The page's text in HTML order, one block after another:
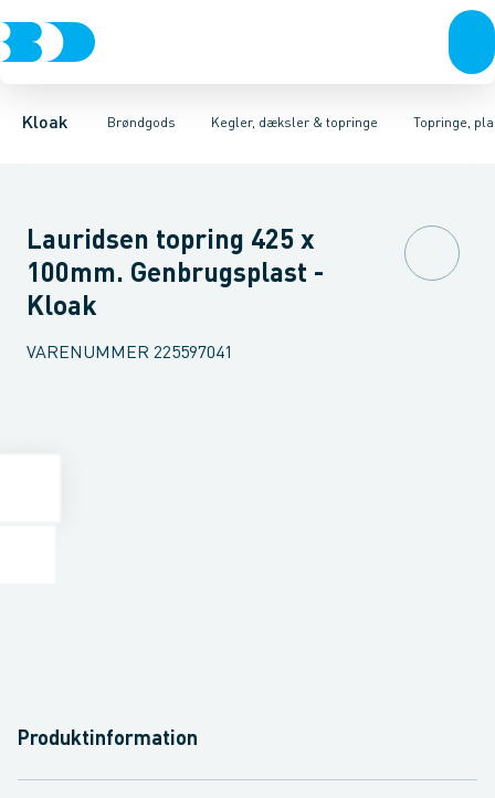
Kloak Brøndgods
Rør & fittingsBrønde BrøndgodsLinjeafvandingTanke,
Kegler, dæksler & topringe
Kegler, dæksler & topringeKarme & dæksler Topringe,
Kegler & dæksler, beton Topringe, betonKegler & dæksler,
Lauridsen topring 425 x
100mm. Genbrugsplast -
Kloak
VARENUMMER 225597041
Produktinformation